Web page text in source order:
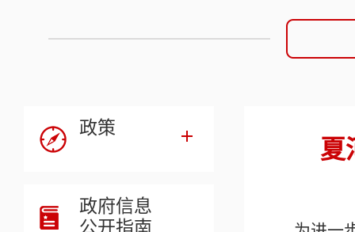
政策
政府信息
公开指南
夏